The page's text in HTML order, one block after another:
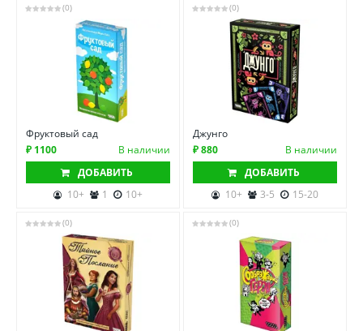
(0)
Фруктовый сад
₽ 1100
В наличии
ДОБАВИТЬ
10+
1 10+
(0)
Джунго
₽ 880
В наличии
ДОБАВИТЬ
10+
3-5 15-20
(0) (0)